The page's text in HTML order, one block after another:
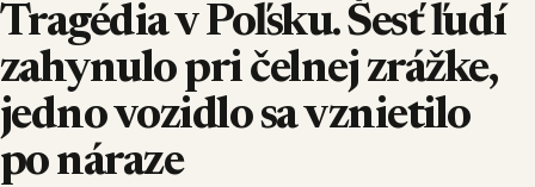
Tragédia v Poľsku. Šesť ľudí
zahynulo pri čelnej zrážke,
jedno vozidlo sa vznietilo
po náraze